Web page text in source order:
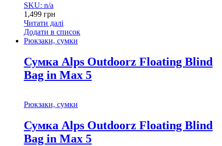
SKU: n/a
1,499 грн
Читати далі
Додати в список
Рюкзаки, сумки
Сумка Alps Outdoorz Floating Blind
Bag in Max 5
Рюкзаки, сумки
Сумка Alps Outdoorz Floating Blind
Bag in Max 5